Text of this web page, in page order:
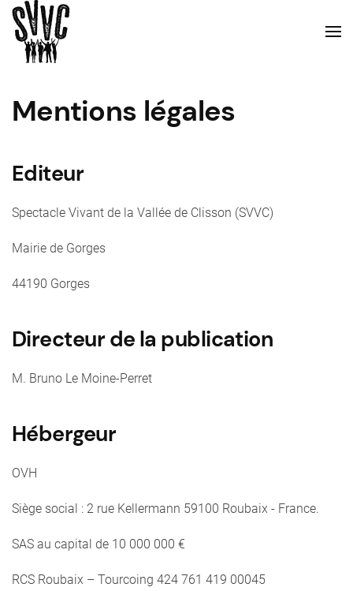
Mentions légales
Editeur
Spectacle Vivant de la Vallée de Clisson (SVVC)
Mairie de Gorges
44190 Gorges
Directeur de la publication
M. Bruno Le Moine-Perret
Hébergeur
OVH
Siège social : 2 rue Kellermann 59100 Roubaix - France.
SAS au capital de 10 000 000 €
RCS Roubaix – Tourcoing 424 761 419 00045